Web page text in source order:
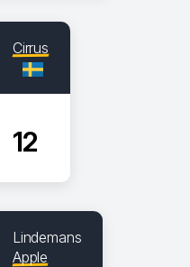
Cirrus
12
Lindemans
Apple